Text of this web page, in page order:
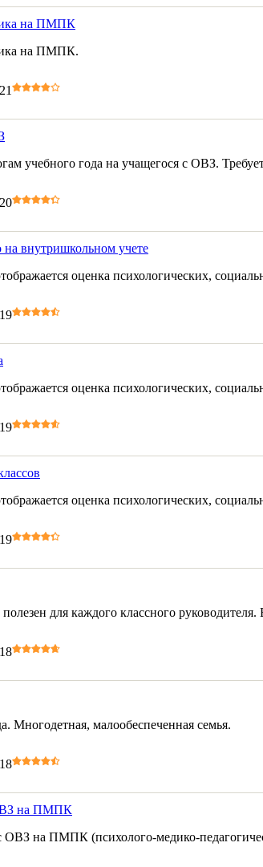
на ПМПК
на ПМПК.
учебного года на учащегося с ОВЗ.
на внутришкольном учете
оценка психологических,
оценка психологических,
оценка психологических,
для каждого классного
Многодетная, малообеспеченная семья.
ОВЗ на ПМПК
ОВЗ на ПМПК (психолого-медико-